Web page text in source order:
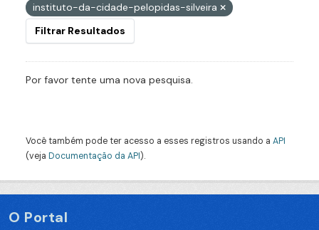
instituto-da-cidade-pelopidas-silveira
Filtrar Resultados
Por favor tente uma nova pesquisa.
Você também pode ter acesso a esses registros usando a API
(veja Documentação da API).
O Portal